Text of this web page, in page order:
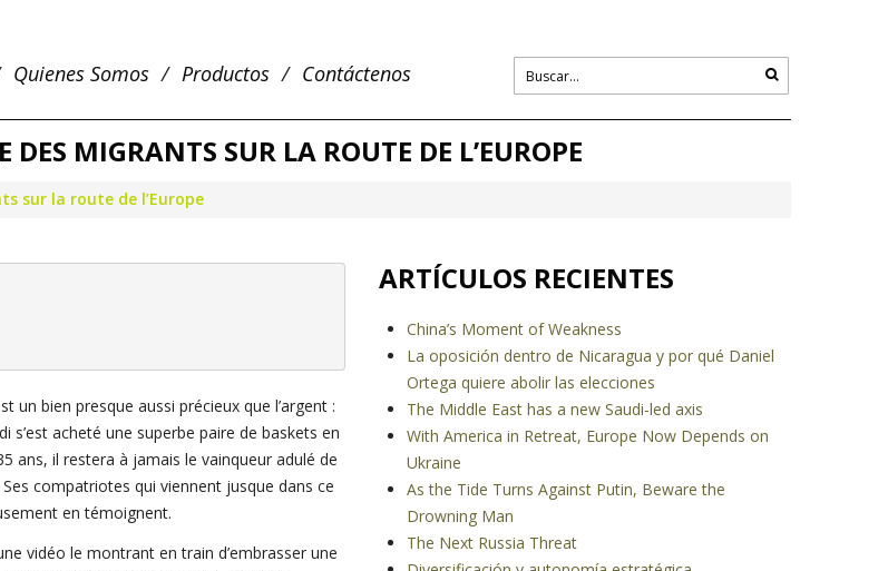
Quienes Somos Productos Contáctenos
MIGRANTS SUR LA ROUTE DE L’EUROPE
sur la route de l’Europe
bien presque aussi précieux que l’argent :
acheté une superbe paire de baskets en
ans, il restera à jamais le vainqueur adulé de
compatriotes qui viennent jusque dans ce
en témoignent.
vidéo le montrant en train d’embrasser une
ARTÍCULOS RECIENTES
China’s Moment of Weakness
La oposición dentro de Nicaragua y por qué Daniel
Ortega quiere abolir las elecciones
The Middle East has a new Saudi-led axis
With America in Retreat, Europe Now Depends on
Ukraine
As the Tide Turns Against Putin, Beware the
Drowning Man
The Next Russia Threat